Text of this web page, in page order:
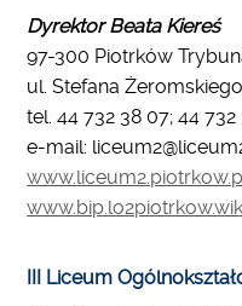
Dyrektor Beata Kiereś
97-300 Piotrków
ul. Stefana
tel. 44 732 38 07; 44
e-mail:
III Liceum